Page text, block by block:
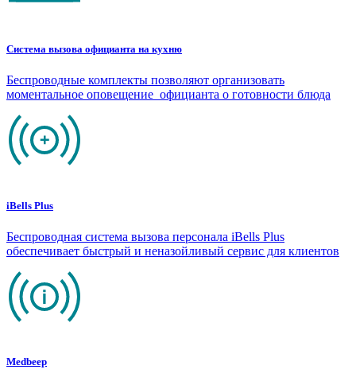
Система вызова официанта на кухню
Беспроводные комплекты позволяют организовать
моментальное оповещение официанта о готовности блюда
iBells Plus
Беспроводная система вызова персонала iBells Plus
обеспечивает быстрый и неназойливый сервис для клиентов
Medbeep